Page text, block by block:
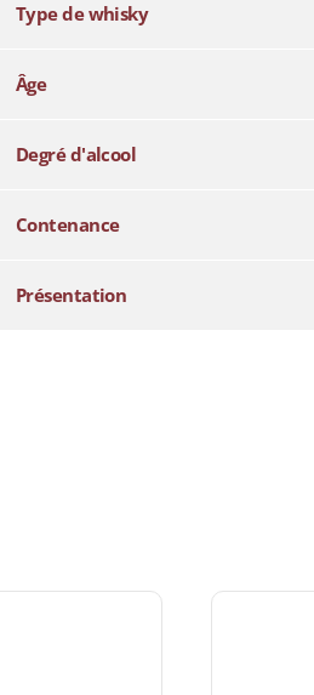
Type de whisky
Âge
Degré d'alcool
Contenance
Présentation